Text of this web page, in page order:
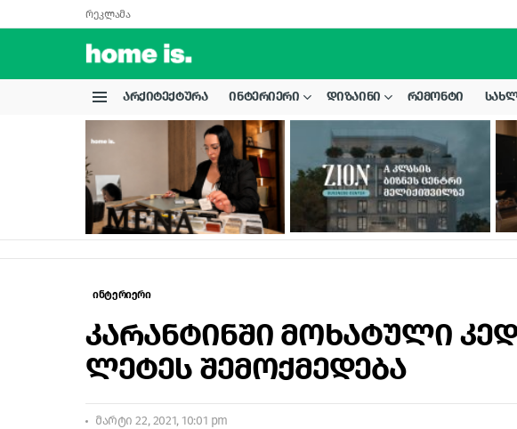
რეკლამა
ᲐᲠᲥᲘᲢᲔᲥᲢᲣᲠᲐ ᲘᲜᲢᲔᲠᲘᲔᲠᲘ ᲓᲘᲖᲐᲘᲜᲘ ᲠᲔᲛᲝᲜᲢᲘ
STORIES
ინტერიერი
კარანტინში მოხატული
ლეტეს შემოქმედება
მარტი 22, 2021, 10:01 pm